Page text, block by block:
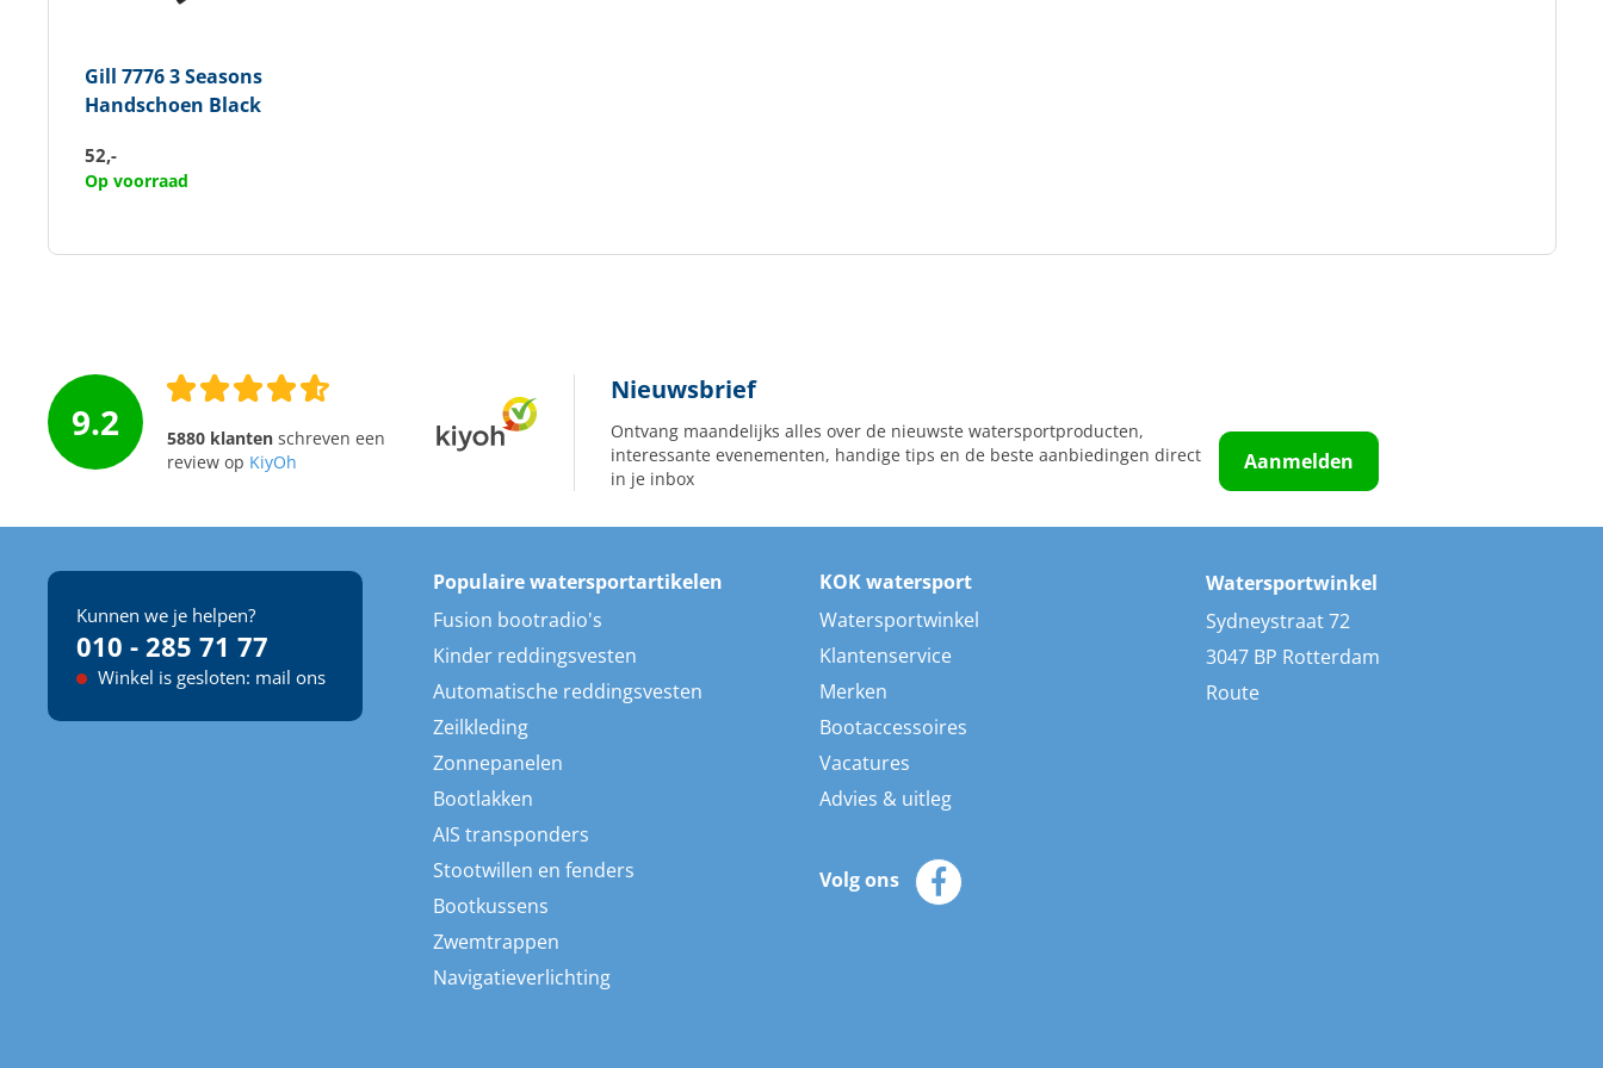
Gill 7776 3 Seasons
Handschoen Black
52,-
Op voorraad
9.2 5880 klantenschreven een
review op KiyOh
Nieuwsbrief
Ontvang maandelijks alles over de nieuwste watersportproducten,
interessante evenementen, handige tips en de beste aanbiedingen direct
in je inbox
Aanmelden
Kunnen we je helpen?
010 - 285 71 77
Winkel is gesloten: mail ons
Populaire watersportartikelen
Fusion bootradio's
Kinder reddingsvesten
Automatische reddingsvesten
Zeilkleding
Zonnepanelen
Bootlakken
AIS transponders
Stootwillen en fenders
Bootkussens
Zwemtrappen
Navigatieverlichting
KOK watersport
Watersportwinkel
Klantenservice
Merken
Bootaccessoires
Vacatures
Advies & uitleg
Volg ons
Watersportwinkel
Sydneystraat 72
3047 BP Rotterdam
Route